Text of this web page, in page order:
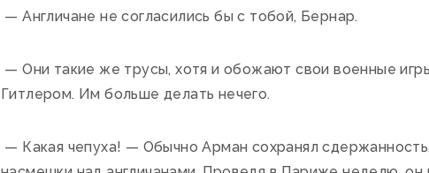
— Англичане не согласились бы с тобой, Бернар.
— Они такие же трусы, хотя и обожают свои военные
Гитлером. Им больше делать нечего.
— Какая чепуха! — Обычно Арман сохранял